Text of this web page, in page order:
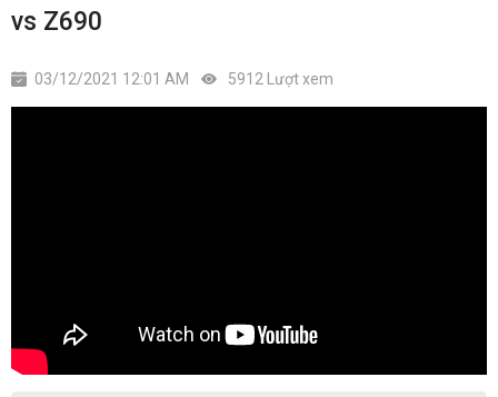
vs Z690
03/12/2021 12:01 AM 5912 Lượt xem